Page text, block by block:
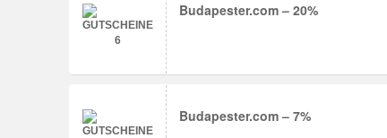
Budapester.com – 20%
Budapester.com – 7%